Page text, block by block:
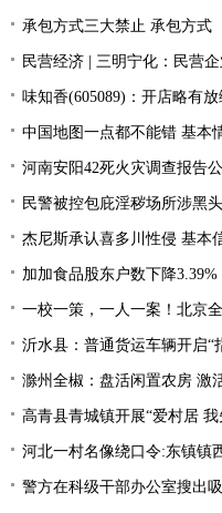
承包方式三大禁止 承包方式
民营经济 | 三明宁化：民营
味知香(605089)：开店略有
中国地图一点都不能错 基本
河南安阳42死火灾调查报告
民警被控包庇淫秽场所涉黑
杰尼斯承认喜多川性侵 基本
加加食品股东户数下降
一校一策，一人一案！北京
沂水县：普通货运车辆开启“
滁州全椒：盘活闲置农房 激
高青县青城镇开展“爱村居
河北一村名像绕口令:东镇镇
警方在科级干部办公室搜出